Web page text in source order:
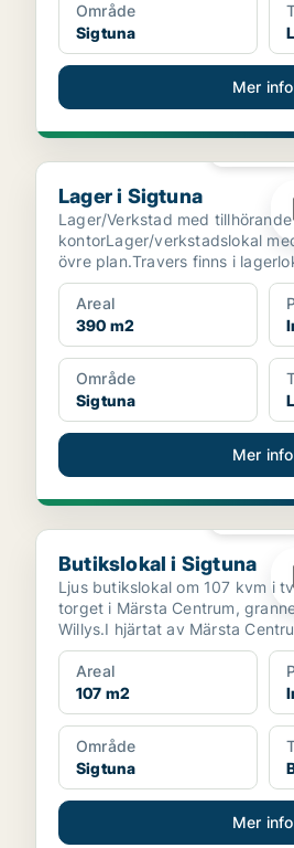
Område
Sigtuna
Mer info
Lager i Sigtuna
Lager i Sigtuna
Lager/Verkstad med tillhörande
kontorLager/verkstadslokal
övre plan.Travers finns i
hit med SLFastPar...
Areal
390 m2
Område
Sigtuna
Mer info
Butikslokal i Sigtuna
Butikslokal i Sigtuna
Ljus butikslokal om 107 kvm i
torget i Märsta Centrum,
Willys.I hjärtat av Märsta
Areal
107 m2
Område
Sigtuna
Mer info